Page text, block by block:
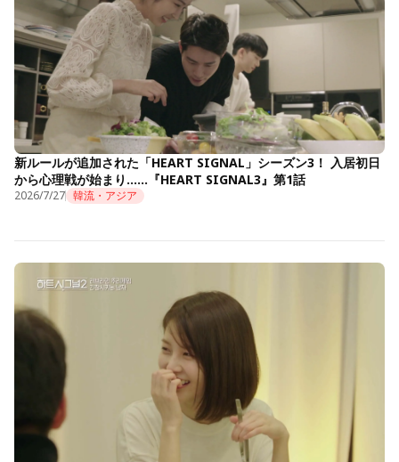
新ルールが追加された「HEART SIGNAL」シーズン3！ 入居初日
から心理戦が始まり……『HEART SIGNAL3』第1話
2026/7/27 韓流・アジア